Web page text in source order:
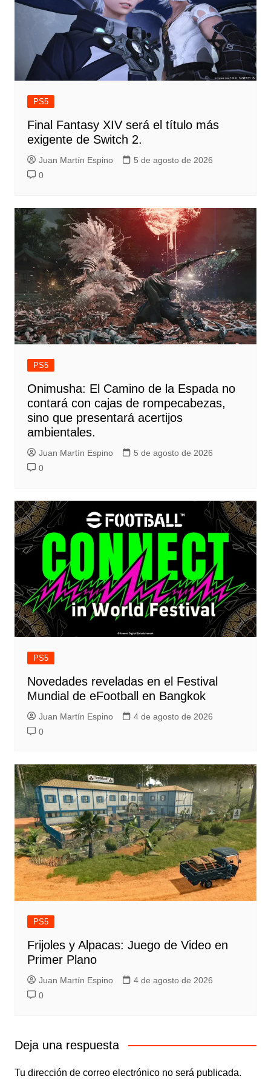
PS5
Final Fantasy XIV será el título más
exigente de Switch 2.
Juan Martín Espino
5 de agosto de 2026
0
PS5
Onimusha: El Camino de la Espada no
contará con cajas de rompecabezas,
sino que presentará acertijos
ambientales.
Juan Martín Espino
5 de agosto de 2026
0
PS5
Novedades reveladas en el Festival
Mundial de eFootball en Bangkok
Juan Martín Espino
4 de agosto de 2026
0
PS5
Frijoles y Alpacas: Juego de Video en
Primer Plano
Juan Martín Espino
4 de agosto de 2026
0
Deja una respuesta
Tu dirección de correo electrónico no será publicada.